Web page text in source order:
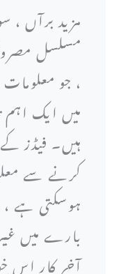
مزید برآں
مسلسل
، جو
میں ایک اہم
ہیں۔ فیڈز
کرنے سے
ہوسکتی ہے
بارے میں
آخر کار اس